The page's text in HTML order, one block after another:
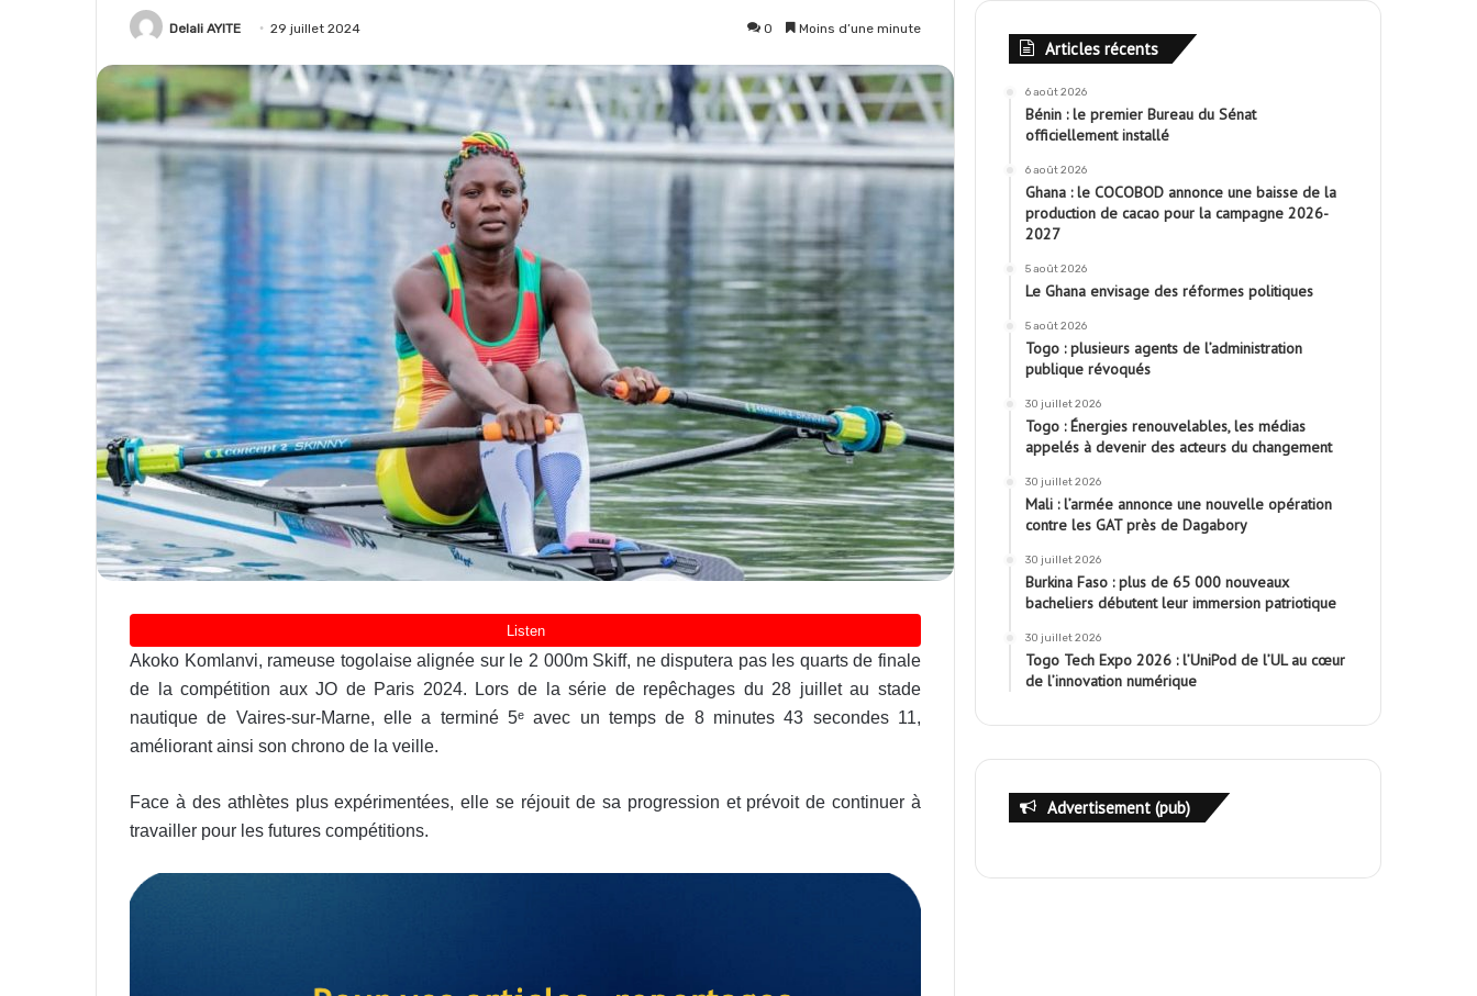
Delali AYITE 29 juillet 2024 0 Moins d’une minute
Akoko Komlanvi, rameuse togolaise alignée sur le 2 000m Skiff, ne disputera pas les quarts de finale
de la compétition aux JO de Paris 2024. Lors de la série de repêchages du 28 juillet au stade
nautique de Vaires-sur-Marne, elle a terminé 5ᵉ avec un temps de 8 minutes 43 secondes 11,
améliorant ainsi son chrono de la veille.
Face à des athlètes plus expérimentées, elle se réjouit de sa progression et prévoit de continuer à
travailler pour les futures compétitions.
Articles récents
6 août 2026
Bénin : le premier Bureau du Sénat
officiellement installé
6 août 2026
Ghana : le COCOBOD annonce une baisse de la
production de cacao pour la campagne 2026-
2027
5 août 2026
Le Ghana envisage des réformes politiques
5 août 2026
Togo : plusieurs agents de l’administration
publique révoqués
30 juillet 2026
Togo : Énergies renouvelables, les médias
appelés à devenir des acteurs du changement
30 juillet 2026
Mali : l’armée annonce une nouvelle opération
contre les GAT près de Dagabory
30 juillet 2026
Burkina Faso : plus de 65 000 nouveaux
bacheliers débutent leur immersion patriotique
30 juillet 2026
Togo Tech Expo 2026 : l’UniPod de l’UL au cœur
de l’innovation numérique
Advertisement (pub)